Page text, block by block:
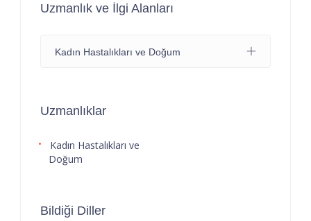
Uzmanlık ve İlgi Alanları
Kadın Hastalıkları ve Doğum
Uzmanlıklar
Kadın Hastalıkları ve
Doğum
Bildiği Diller